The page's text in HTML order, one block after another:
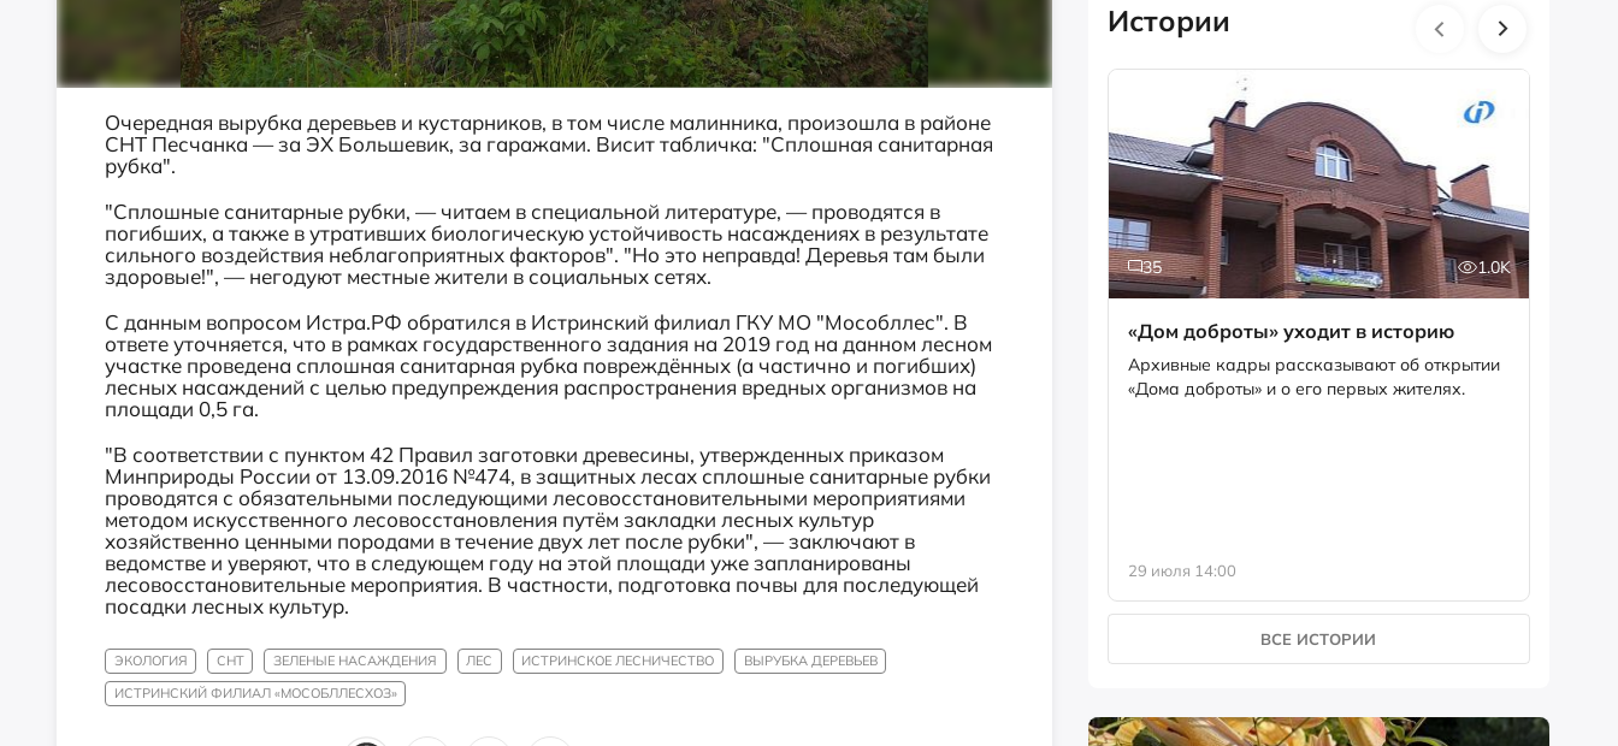
Очередная вырубка деревьев и кустарников, в том числе малинника, произошла в районе
СНТ Песчанка — за ЭХ Большевик, за гаражами. Висит табличка: "Сплошная санитарная
рубка".
"Сплошные санитарные рубки, — читаем в специальной литературе, — проводятся в
погибших, а также в утративших биологическую устойчивость насаждениях в результате
сильного воздействия неблагоприятных факторов". "Но это неправда! Деревья там были
здоровые!", — негодуют местные жители в социальных сетях.
С данным вопросом Истра.РФ обратился в Истринский филиал ГКУ МО "Мособллес". В
ответе уточняется, что в рамках государственного задания на 2019 год на данном лесном
участке проведена сплошная санитарная рубка повреждённых (а частично и погибших)
лесных насаждений с целью предупреждения распространения вредных организмов на
площади 0,5 га.
"В соответствии с пунктом 42 Правил заготовки древесины, утвержденных приказом
Минприроды России от 13.09.2016 №474, в защитных лесах сплошные санитарные рубки
проводятся с обязательными последующими лесовосстановительными мероприятиями
методом искусственного лесовосстановления путём закладки лесных культур
хозяйственно ценными породами в течение двух лет после рубки", — заключают в
ведомстве и уверяют, что в следующем году на этой площади уже запланированы
лесовосстановительные мероприятия. В частности, подготовка почвы для последующей
посадки лесных культур.
ЭКОЛОГИЯ СНТ ЗЕЛЕНЫЕ НАСАЖДЕНИЯ ЛЕС ИСТРИНСКОЕ ЛЕСНИЧЕСТВО
ВЫРУБКА ДЕРЕВЬЕВ
ИСТРИНСКИЙ ФИЛИАЛ «МОСОБЛЛЕСХОЗ»
Истории
35 1.0K
«Дом доброты» уходит в историю
Архивные кадры рассказывают об открытии
«Дома доброты» и о его первых жителях.
29 июля 14:00
ВСЕ ИСТОРИИ